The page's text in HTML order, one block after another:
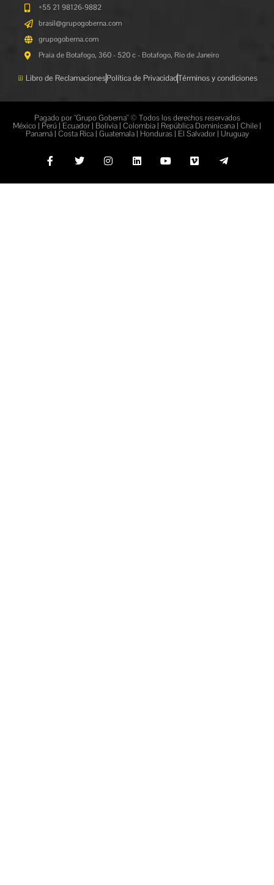
+55 21 98126-9882
brasil@grupogoberna.com
grupogoberna.com
Praia de Botafogo, 360 - 520 c - Botafogo, Rio de Janeiro
Libro de ReclamacionesPolítica de PrivacidadTérminos y condiciones
Pagado por "Grupo Goberna" © Todos los derechos reservados
México | Perú | Ecuador | Bolivia | Colombia | República Dominicana | Chile |
Panamá | Costa Rica | Guatemala | Honduras | El Salvador | Uruguay